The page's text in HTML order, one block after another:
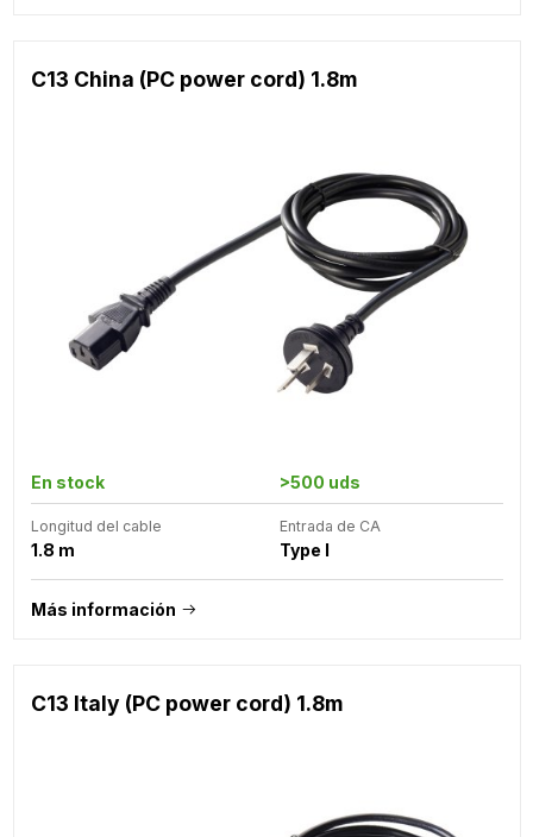
C13 China (PC power cord) 1.8m
En stock >500 uds
Longitud del cable
1.8 m
Entrada de CA
Type I
Más información
C13 Italy (PC power cord) 1.8m